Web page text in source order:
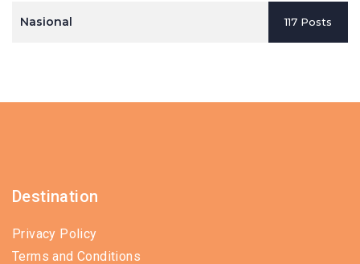
Nasional 117 Posts
Destination
Privacy Policy
Terms and Conditions